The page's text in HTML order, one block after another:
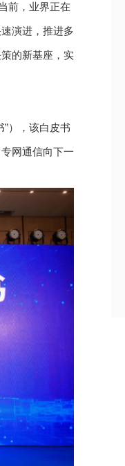
前，业界正在
演进，推进多
的新基座，实
），该白皮书
网通信向下一